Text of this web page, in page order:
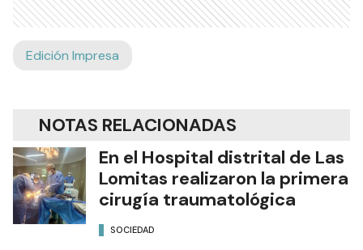
Edición Impresa
NOTAS RELACIONADAS
En el Hospital distrital de Las
Lomitas realizaron la primera
cirugía traumatológica
SOCIEDAD